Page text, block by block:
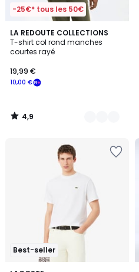
-25€* tous les 50€
LA REDOUTE COLLECTIONS
T-shirt col rond manches
courtes rayé
10,00 €
19,99 €
4,9
/ 5
2
Couleurs
4,9
/
Best-seller